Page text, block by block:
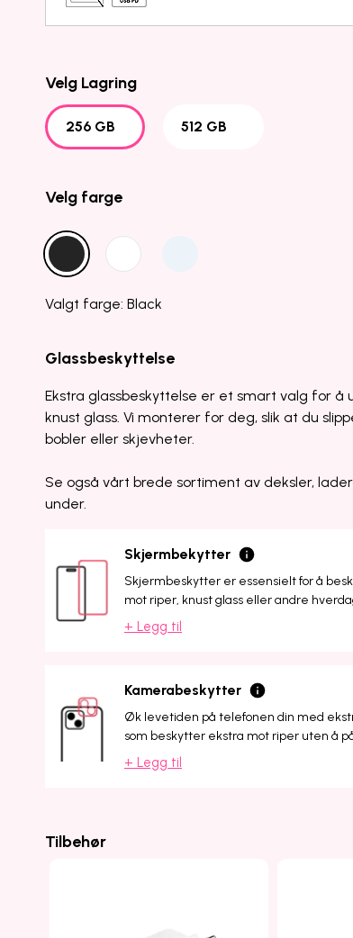
Velg Lagring
256 GB 512 GB
Velg farge
Valgt farge: Black
Glassbeskyttelse
Ekstra glassbeskyttelse er et smart valg for å
knust glass. Vi monterer for deg, slik at du
bobler eller skjevheter.
Se også vårt brede sortiment av deksler,
under.
Skjermbekytter
Skjermbeskytter er essensielt for å
mot riper, knust glass eller andre
+ Legg til
Kamerabeskytter
Øk levetiden på telefonen din med
som beskytter ekstra mot riper uten å
+ Legg til
Tilbehør